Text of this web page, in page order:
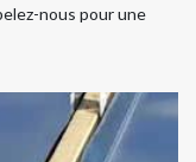
nous pour une